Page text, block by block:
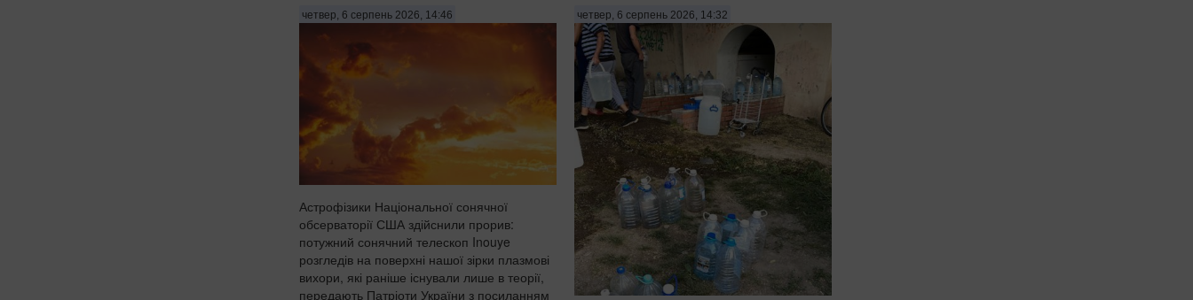
четвер, 6 серпень 2026, 14:46
Астрофізики Національної сонячної
обсерваторії США здійснили прорив:
потужний сонячний телескоп Inouye
розгледів на поверхні нашої зірки плазмові
вихори, які раніше існували лише в теорії,
передають Патріоти України з посиланням
четвер, 6 серпень 2026, 14:32